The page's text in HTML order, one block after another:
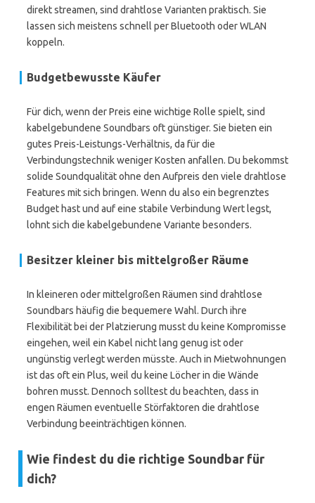
direkt streamen, sind drahtlose Varianten praktisch. Sie
lassen sich meistens schnell per Bluetooth oder WLAN
koppeln.
Budgetbewusste Käufer
Für dich, wenn der Preis eine wichtige Rolle spielt, sind
kabelgebundene Soundbars oft günstiger. Sie bieten ein
gutes Preis-Leistungs-Verhältnis, da für die
Verbindungstechnik weniger Kosten anfallen. Du bekommst
solide Soundqualität ohne den Aufpreis den viele drahtlose
Features mit sich bringen. Wenn du also ein begrenztes
Budget hast und auf eine stabile Verbindung Wert legst,
lohnt sich die kabelgebundene Variante besonders.
Besitzer kleiner bis mittelgroßer Räume
In kleineren oder mittelgroßen Räumen sind drahtlose
Soundbars häufig die bequemere Wahl. Durch ihre
Flexibilität bei der Platzierung musst du keine Kompromisse
eingehen, weil ein Kabel nicht lang genug ist oder
ungünstig verlegt werden müsste. Auch in Mietwohnungen
ist das oft ein Plus, weil du keine Löcher in die Wände
bohren musst. Dennoch solltest du beachten, dass in
engen Räumen eventuelle Störfaktoren die drahtlose
Verbindung beeinträchtigen können.
Wie findest du die richtige Soundbar für
dich?